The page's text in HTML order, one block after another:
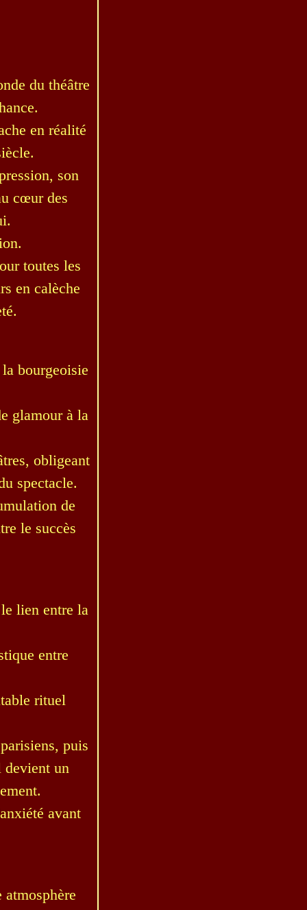
du théâtre
en réalité
son
cœur des
toutes les
en calèche
bourgeoisie
glamour à la
obligeant
spectacle.
de
le succès
lien entre la
entre
rituel
puis
devient un
avant
atmosphère